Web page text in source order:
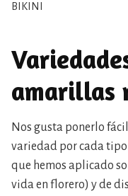
BIKINI
amarillas
Nos gusta ponerlo
variedad por cada tipo
que hemos aplicado
vida en florero) y de